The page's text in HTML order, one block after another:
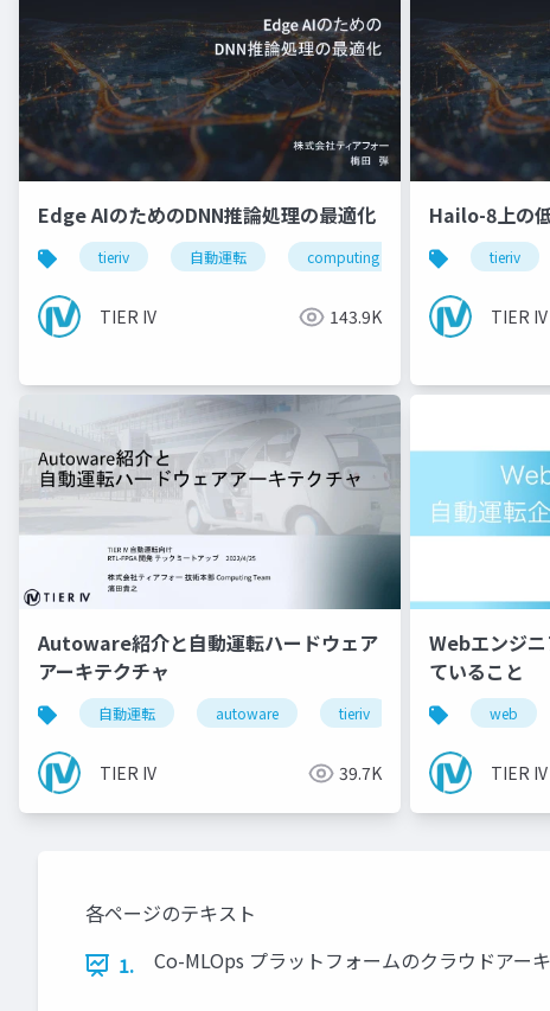
Edge AIのためのDNN推論処理の最適化
tieriv 自動運転 computing tierivmeetup
TIER IV 143.9K
Hailo-8上の
tieriv
TIER IV
Autoware紹介と自動運転ハードウェア
アーキテクチャ
自動運転 autoware tieriv fpga
TIER IV 39.7K
Webエンジ
ていること
web
TIER IV
各ページのテキスト
1.
Co-MLOps プラットフォームのクラウドアー